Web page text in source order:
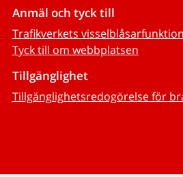
Anmäl och tyck till
Trafikverkets visselblåsarfunktion
Tyck till om webbplatsen
Tillgänglighet
Tillgänglighetsredogörelse för